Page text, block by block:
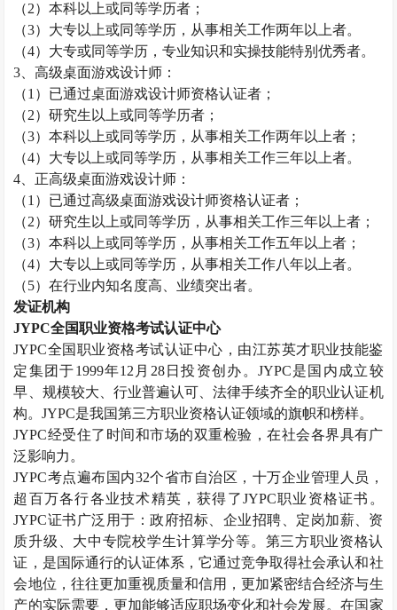
（2）本科以上或同等学历者；
（3）大专以上或同等学历，从事相关工作两年以上者。
（4）大专或同等学历，专业知识和实操技能特别优秀者。
3 、高级桌面游戏设计师：
（1 ）已通过桌面游戏设计师资格认证者；
（2）研究生以上或同等学历者；
（3）本科以上或同等学历，从事相关工作两年以上者；
（4）大专以上或同等学历，从事相关工作三年以上者。
4 、正高级桌面游戏设计师：
（1 ）已通过高级桌面游戏设计师资格认证者；
（2）研究生以上或同等学历，从事相关工作三年以上者；
（3）本科以上或同等学历，从事相关工作五年以上者；
（4）大专以上或同等学历，从事相关工作八年以上者。
（5）在行业内知名度高、业绩突出者。
发证机构
JYPC全国职业资格考试认证中心
JYPC全国职业资格考试认证中心，由江苏英才职业技能鉴
定集团于1999年12 月 28日投资创办。 JYPC是国内成立较
早、规模较大、行业普遍认可、法律手续齐全的职业认证机
构。JYPC是我国第三方职业资格认证领域的旗帜和榜样。
JYPC经受住了时间和市场的双重检验，在社会各界具有广
泛影响力。
JYPC考点遍布国内32个省市自治区，十万企业管理人员，
超百万各行各业技术精英，获得了JYPC职业资格证书。
JYPC证书广泛用于：政府招标、企业招聘、定岗加薪、资
质升级、大中专院校学生计算学分等。第三方职业资格认
证，是国际通行的认证体系，它通过竞争取得社会承认和社
会地位，往往更加重视质量和信用，更加紧密结合经济与生
产的实际需要，更加能够适应职场变化和社会发展。在国家